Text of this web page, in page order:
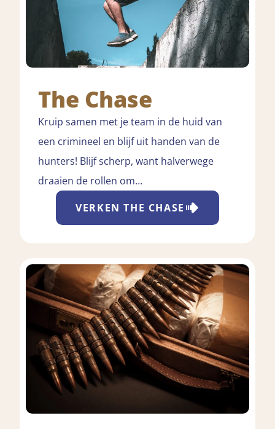
The Chase
Kruip samen met je team in de huid van
een crimineel en blijf uit handen van de
hunters! Blijf scherp, want halverwege
draaien de rollen om…
VERKENTHE CHASE